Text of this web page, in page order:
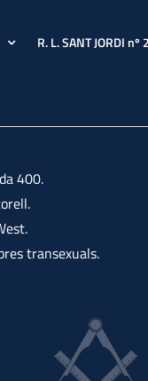
R. L. SANT JORDI nº 2
400.
transexuals.